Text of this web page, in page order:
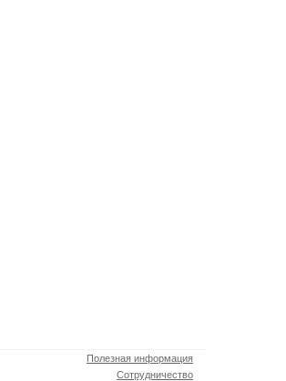
Полезная информация
Сотрудничество